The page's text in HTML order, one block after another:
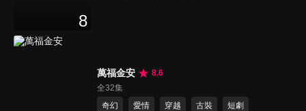
8
萬福金安
8.6
全32集
奇幻
愛情 穿越 古裝 短劇